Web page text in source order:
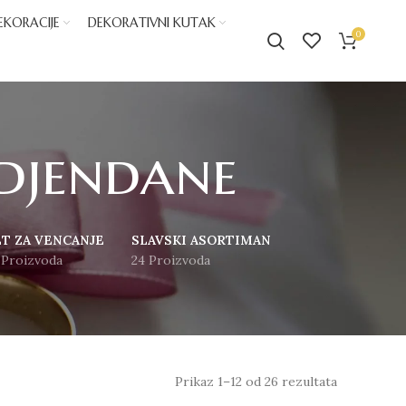
DEKORATIVNI KUTAK
0
ZA VENCANJE
Proizvoda
SLAVSKI ASORTIMAN
24 Proizvoda
Prikaz 1–12 od 26 rezultata